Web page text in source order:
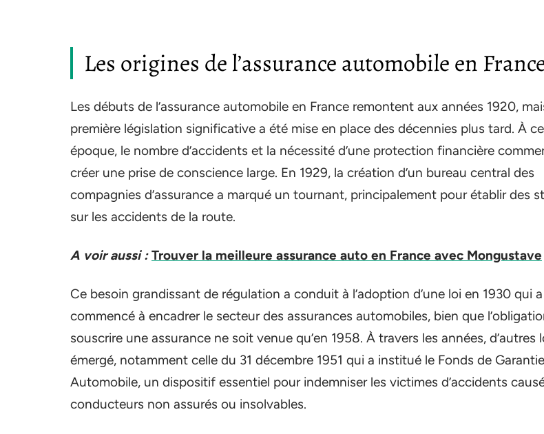
Les origines de l’assurance automobile en
Les débuts de l’assurance automobile en France remontent aux années 1920,
première législation significative a été mise en place des décennies plus tard. À
époque, le nombre d’accidents et la nécessité d’une protection financière
créer une prise de conscience large. En 1929, la création d’un bureau central des
compagnies d’assurance a marqué un tournant, principalement pour établir des
sur les accidents de la route.
A voir aussi : Trouver la meilleure assurance auto en France avec Mongustave
Ce besoin grandissant de régulation a conduit à l’adoption d’une loi en 1930 qui a
commencé à encadrer le secteur des assurances automobiles, bien que
souscrire une assurance ne soit venue qu’en 1958. À travers les années, d’autres
émergé, notamment celle du 31 décembre 1951 qui a institué le Fonds de Garantie
Automobile, un dispositif essentiel pour indemniser les victimes d’accidents
conducteurs non assurés ou insolvables.